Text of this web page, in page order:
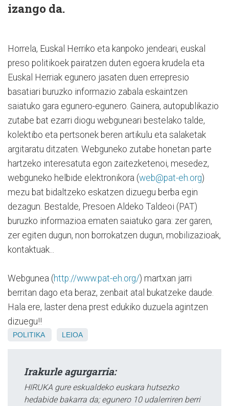
izango da.
Horrela, Euskal Herriko eta kanpoko jendeari, euskal
preso politikoek pairatzen duten egoera krudela eta
Euskal Herriak egunero jasaten duen errepresio
basatiari buruzko informazio zabala eskaintzen
saiatuko gara egunero-egunero. Gainera, autopublikazio
zutabe bat ezarri diogu webguneari bestelako talde,
kolektibo eta pertsonek beren artikulu eta salaketak
argitaratu ditzaten. Webguneko zutabe honetan parte
hartzeko interesatuta egon zaitezketenoi, mesedez,
webguneko helbide elektronikora (web@pat-eh.org)
mezu bat bidaltzeko eskatzen dizuegu berba egin
dezagun. Bestalde, Presoen Aldeko Taldeoi (PAT)
buruzko informazioa ematen saiatuko gara: zer garen,
zer egiten dugun, non borrokatzen dugun, mobilizazioak,
kontaktuak...
Webgunea (http://www.pat-eh.org/) martxan jarri
berritan dago eta beraz, zenbait atal bukatzeke daude.
Hala ere, laster dena prest edukiko duzuela agintzen
dizuegu!!
POLITIKA LEIOA
Irakurle agurgarria:
HIRUKA gure eskualdeko euskara hutsezko
hedabide bakarra da; egunero 10 udalerriren berri